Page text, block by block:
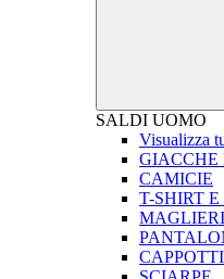
SALDI UOMO
Visualizza
GIACCHE
CAMICIE
T-SHIRT E